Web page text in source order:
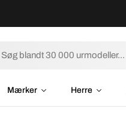
Mærker Herre